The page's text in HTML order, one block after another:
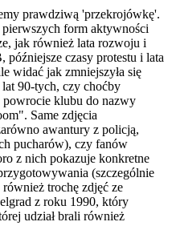
prawdziwą 'przekrojówkę'.
pierwszych form aktywności
jak również lata rozwoju i
czasy protestu i lata
widać jak zmniejszyła się
90-tych, czy choćby
klubu do nazwy
Same zdjęcia
awantury z policją,
pucharów), czy fanów
z nich pokazuje konkretne
(szczególnie
trochę zdjęć ze
z roku 1990, który
udział brali również